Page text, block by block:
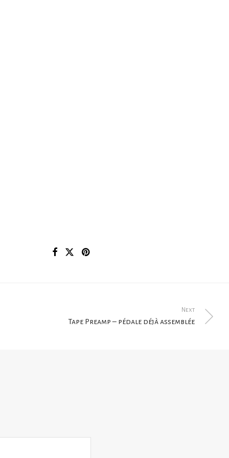
Next
Tape Preamp – pédale déjà assemblée